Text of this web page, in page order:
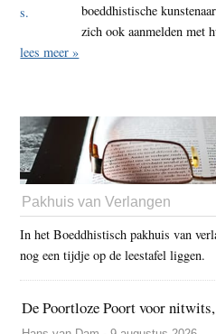
boeddhistische
zich ook aanmelden met
lees meer »
Pakhuis van Verlangen
In het Boeddhistisch pakhuis van
nog een tijdje op de leestafel liggen.
De Poortloze Poort voor